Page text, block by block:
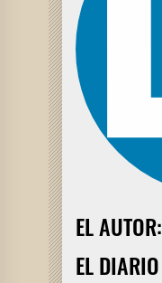
EL AUTOR:
EL